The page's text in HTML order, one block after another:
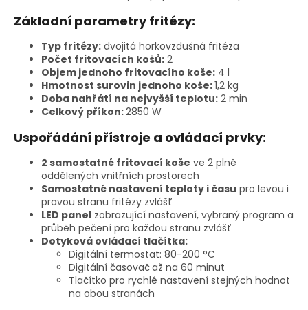
Základní parametry fritézy:
Typ fritézy: dvojitá horkovzdušná fritéza
Počet fritovacích košů: 2
Objem jednoho fritovacího koše: 4 l
Hmotnost surovin jednoho koše:1,2 kg
Doba nahřátí na nejvyšší teplotu: 2 min
Celkový příkon:2850 W
Uspořádání přístroje a ovládací prvky:
2 samostatné fritovací koše ve 2 plně
oddělených vnitřních prostorech
Samostatné nastavení teploty i času pro levou i
pravou stranu fritézy zvlášť
LED panel zobrazující nastavení, vybraný program a
průběh pečení pro každou stranu zvlášť
Dotyková ovládací tlačítka:
Digitální termostat: 80-200 °C
Digitální časovačaž na 60 minut
Tlačítko pro rychlé nastavení stejných hodnot
na obou stranách